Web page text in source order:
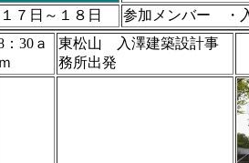
７日～１８日
参加メンバー
：30ａ
ｍ
東松山 入澤建築設計事
務所出発